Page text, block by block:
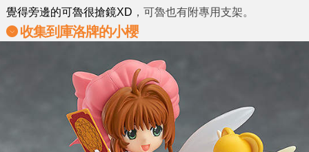
覺得旁邊的可魯很搶鏡XD ，可魯也有附專用支架。
收集到庫洛牌的小櫻